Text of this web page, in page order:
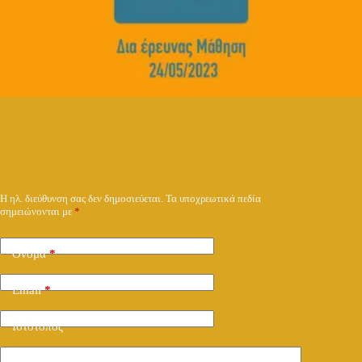
Η ηλ. διεύθυνση σας δεν δημοσιεύεται. Τα υποχρεωτικά πεδία
σημειώνονται με *
Όνομα*
Email*
Ιστότοπος